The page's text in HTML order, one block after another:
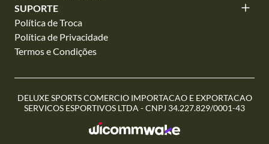
SUPORTE
Política de Troca
Política de Privacidade
Termos e Condições
DELUXE SPORTS COMERCIO IMPORTACAO E EXPORTACAO
SERVICOS ESPORTIVOS LTDA - CNPJ 34.227.829/0001-43